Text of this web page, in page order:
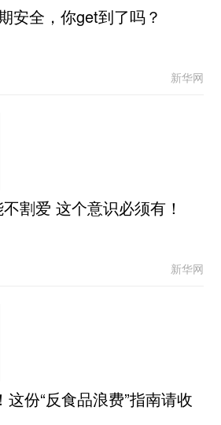
安全，你get到了吗？
新华网
割爱 这个意识必须有！
新华网
这份“反食品浪费”指南请收